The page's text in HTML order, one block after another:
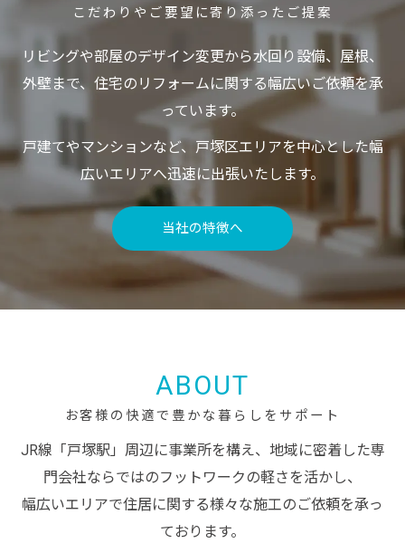
こだわりやご要望に寄り添ったご提案
リビングや部屋のデザイン変更から水回り設備、屋根、
外壁まで、住宅のリフォームに関する幅広いご依頼を承
っています。
戸建てやマンションなど、戸塚区エリアを中心とした幅
広いエリアへ迅速に出張いたします。
当社の特徴へ
お客様の快適で豊かな暮らしをサポート
ABOUT
JR線「戸塚駅」周辺に事業所を構え、地域に密着した専
門会社ならではのフットワークの軽さを活かし、
幅広いエリアで住居に関する様々な施工のご依頼を承っ
ております。